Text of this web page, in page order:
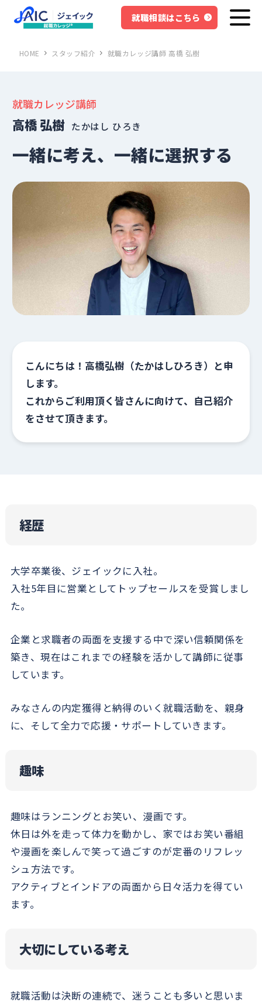
就職相談はこちら
HOME スタッフ紹介 就職カレッジ講師 高橋 弘樹
就職カレッジ講師
高橋 弘樹 たかはし ひろき
一緒に考え、一緒に選択する
こんにちは！高橋弘樹（たかはしひろき）と申
します。
これからご利用頂く皆さんに向けて、自己紹介
をさせて頂きます。
経歴
大学卒業後、ジェイックに入社。
入社5年目に営業としてトップセールスを受賞しまし
た。
企業と求職者の両面を支援する中で深い信頼関係を
築き、現在はこれまでの経験を活かして講師に従事
しています。
みなさんの内定獲得と納得のいく就職活動を、親身
に、そして全力で応援・サポートしていきます。
趣味
趣味はランニングとお笑い、漫画です。
休日は外を走って体力を動かし、家ではお笑い番組
や漫画を楽しんで笑って過ごすのが定番のリフレッ
シュ方法です。
アクティブとインドアの両面から日々活力を得てい
ます。
大切にしている考え
就職活動は決断の連続で、迷うことも多いと思いま